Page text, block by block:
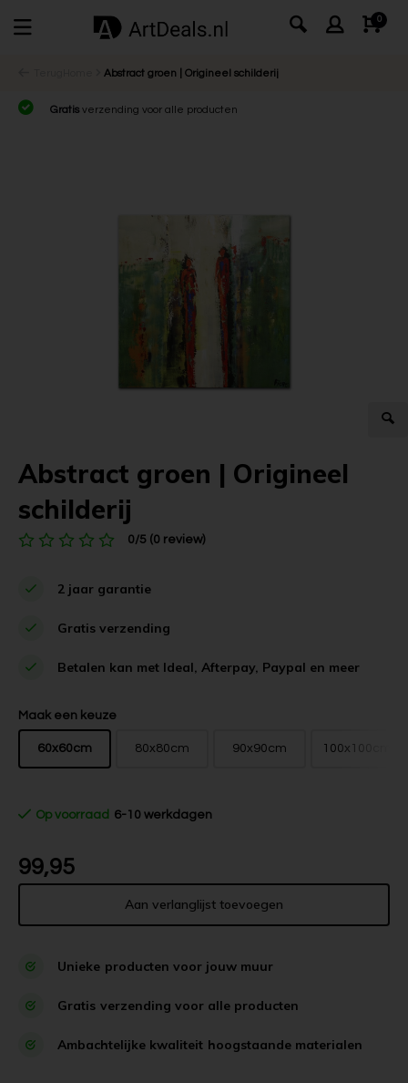
0
Abstract groen | Origineel schilderij
Gratis verzending voor alle producten
Abstract groen | Origineel
schilderij
0/5 (0 review)
2 jaar garantie
Gratis verzending
Betalen kan met Ideal, Afterpay, Paypal en meer
Maak een keuze
60x60cm 80x80cm 90x90cm 100x100cm
Op voorraad 6-10 werkdagen
99,95
Aan verlanglijst toevoegen
Unieke producten voor jouw muur
Gratis verzending voor alle producten
Ambachtelijke kwaliteit hoogstaande materialen